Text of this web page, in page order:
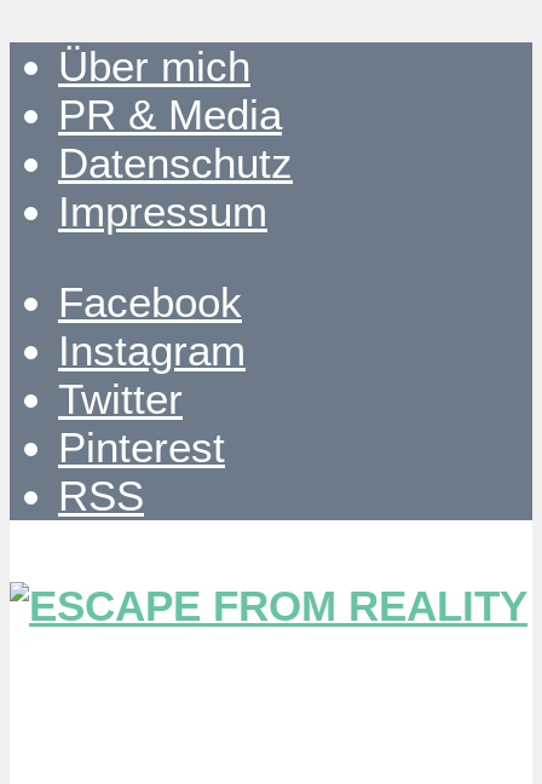
Über mich
PR & Media
Datenschutz
Impressum
Facebook
Instagram
Twitter
Pinterest
RSS